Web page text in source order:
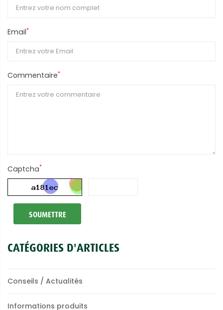
Email*
Commentaire*
Captcha*
SOUMETTRE
CATÉGORIES D'ARTICLES
Conseils / Actualités
Informations produits